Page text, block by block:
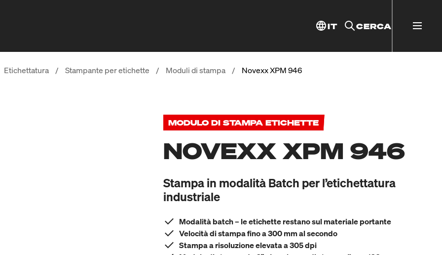
IT CERCA
Etichettatura / Stampante per etichette / Moduli di stampa / Novexx XPM 946
MODULO DI STAMPA ETICHETTE
NOVEXX XPM 946
Stampa in modalità Batch per l’etichettatura
industriale
Modalità batch – le etichette restano sul materiale portante
Velocità di stampa fino a 300 mm al secondo
Stampa a risoluzione elevata a 305 dpi